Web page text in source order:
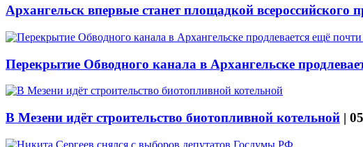
Архангельск впервые станет площадкой всероссийского
Перекрытие Обводного канала в Архангельске
В Мезени идёт строительство биотопливной котельной |